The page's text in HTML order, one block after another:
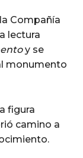
Compañía
lectura
y se
monumento
figura
camino a